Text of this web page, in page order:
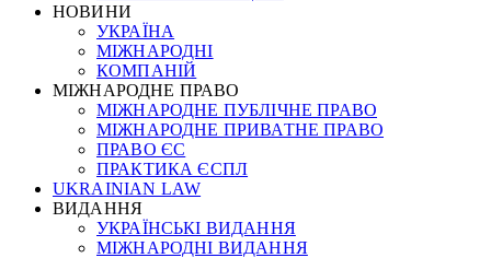
НОВИНИ
УКРАЇНА
МІЖНАРОДНІ
КОМПАНІЙ
МІЖНАРОДНЕ ПРАВО
МІЖНАРОДНЕ ПУБЛІЧНЕ ПРАВО
МІЖНАРОДНЕ ПРИВАТНЕ ПРАВО
ПРАВО ЄС
ПРАКТИКА ЄСПЛ
UKRAINIAN LAW
ВИДАННЯ
УКРАЇНСЬКІ ВИДАННЯ
МІЖНАРОДНІ ВИДАННЯ